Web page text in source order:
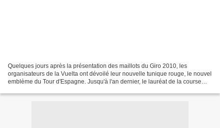
Quelques jours après la présentation des maillots du Giro 2010, les
organisateurs de la Vuelta ont dévoilé leur nouvelle tunique rouge, le nouvel
emblème du Tour d'Espagne. Jusqu'à l'an dernier, le lauréat de la course